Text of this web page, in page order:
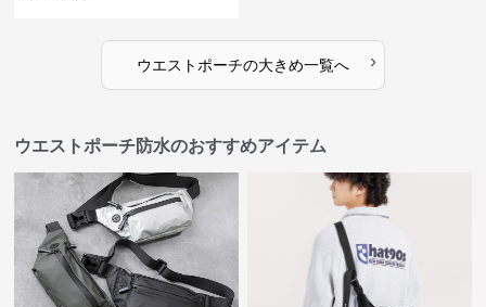
ウエストポーチの大きめ一覧へ ›
ウエストポーチ防水のおすすめアイテム